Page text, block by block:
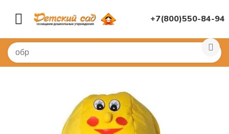
+7(800)550-84-94
Главная Шапочки